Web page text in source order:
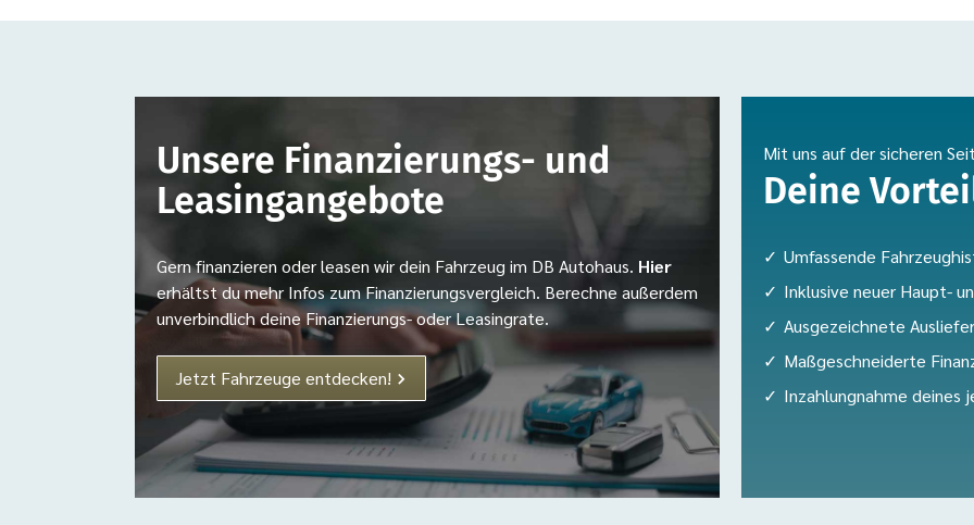
Unsere Finanzierungs- und
Leasingangebote
Gern finanzieren oder leasen wir dein Fahrzeug im DB Autohaus. Hier
erhältst du mehr Infos zum Finanzierungsvergleich. Berechne außerdem
unverbindlich deine Finanzierungs- oder Leasingrate.
Jetzt Fahrzeuge entdecken!
Mit uns auf der sicheren
Deine
Umfassende
Inklusive neuer Haupt-
Ausgezeichnete
Maßgeschneiderte
Inzahlungnahme deines